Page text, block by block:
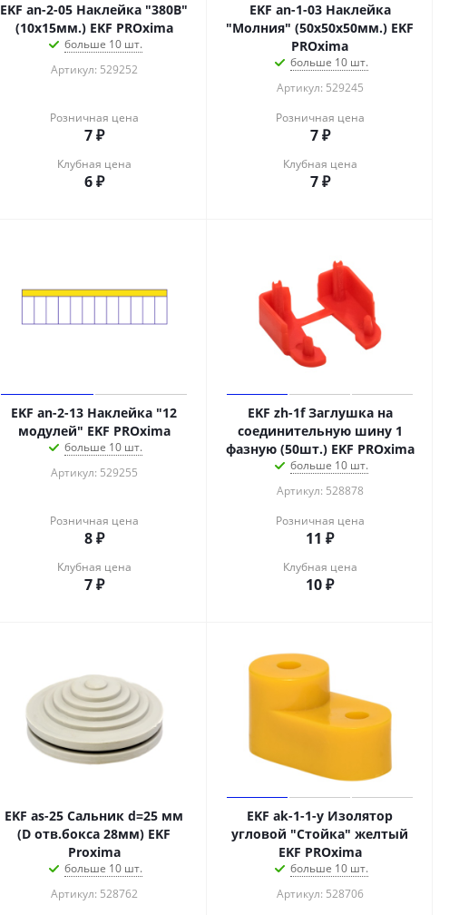
EKF an-2-05 Наклейка "380В"
(10х15мм.) EKF PROxima
больше 10 шт.
Артикул: 529252
Розничная цена
7₽
Клубная цена
6₽
EKF an-1-03 Наклейка
"Молния" (50х50х50мм.) EKF
PROxima
больше 10 шт.
Артикул: 529245
Розничная цена
7₽
Клубная цена
7₽
EKF an-2-13 Наклейка "12
модулей" EKF PROxima
больше 10 шт.
Артикул: 529255
Розничная цена
8₽
Клубная цена
7₽
EKF zh-1f Заглушка на
соединительную шину 1
фазную (50шт.) EKF PROxima
больше 10 шт.
Артикул: 528878
Розничная цена
11 ₽
Клубная цена
10₽
EKF as-25 Сальник d=25 мм
(D отв.бокса 28мм) EKF
Proxima
больше 10 шт.
Артикул: 528762
EKF ak-1-1-y Изолятор
угловой "Стойка" желтый
EKF PROxima
больше 10 шт.
Артикул: 528706